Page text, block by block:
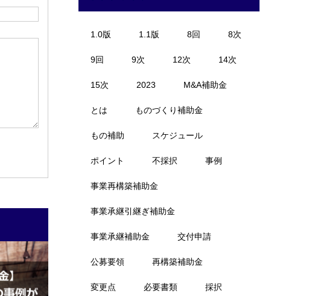
1.0版 1.1版 8回 8次
9回 9次 12次 14次
15次 2023 M&A補助金
とは ものづくり補助金
もの補助 スケジュール
ポイント 不採択 事例
事業再構築補助金
事業承継引継ぎ補助金
事業承継補助金 交付申請
公募要領 再構築補助金
変更点 必要書類 採択